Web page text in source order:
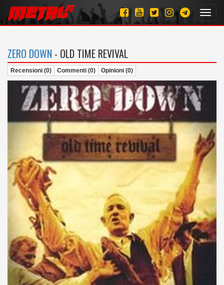
ZERO DOWN - OLD TIME REVIVAL
Recensioni (0) Commenti (0) Opinioni (0)